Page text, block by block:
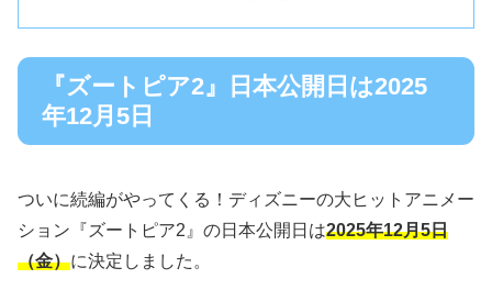
『ズートピア2』日本公開日は2025
年12月5日
ついに続編がやってくる！ディズニーの大ヒットアニメー
ション『ズートピア2』の日本公開日は2025年12月5日
（金）に決定しました。